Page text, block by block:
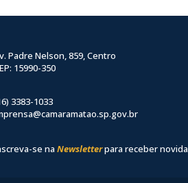
Padre Nelson, 859, Centro
15990-350
3383-1033
se na Newsletterpara receber